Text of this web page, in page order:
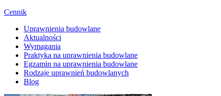
Cennik
Uprawnienia budowlane
Aktualności
Wymagania
Praktyka na uprawnienia budowlane
Egzamin na uprawnienia budowlane
Rodzaje uprawnień budowlanych
Blog